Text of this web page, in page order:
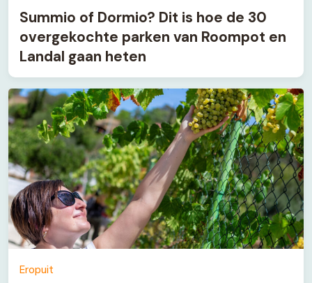
Summio of Dormio? Dit is hoe de 30
overgekochte parken van Roompot en
Landal gaan heten
Eropuit